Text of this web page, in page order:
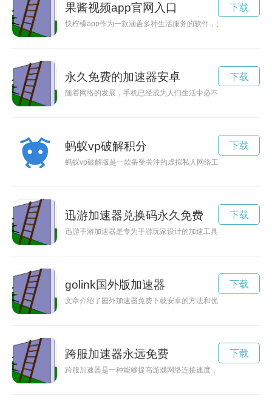
果酱视频app官网入口
快柠檬app作为一款涵盖多种生活服务的软件，为用户打造了便
下载
永久免费的加速器安卓
随着网络的发展，手机已经成为人们生活中必不可少的一部分
下载
蚂蚁vp破解积分
蚂蚁vp破解版是一款备受关注的虚拟私人网络工具，然而其使
下载
迅游加速器兑换码永久免费
迅游手游加速器是专为手游玩家设计的加速工具，2024年的兑
下载
golink国外版加速器
文章介绍了国外加速器免费下载安卓的方法和优势，为广大安
下载
跨服加速器永远免费
跨服加速器是一种能够提高游戏网络连接速度，让玩家享受更
下载